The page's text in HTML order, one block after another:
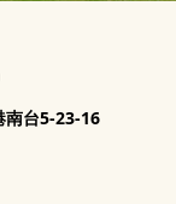
台5-23-16